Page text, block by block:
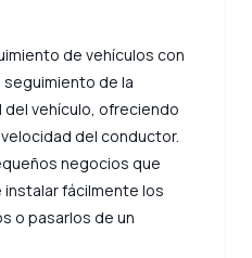
de vehículos con
de la
vehículo, ofreciendo
del conductor.
negocios que
fácilmente los
o pasarlos de un